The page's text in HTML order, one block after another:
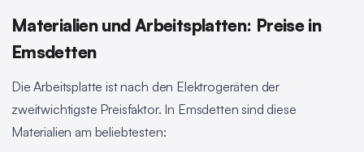
Materialien und Arbeitsplatten: Preise in
Emsdetten
Die Arbeitsplatte ist nach den Elektrogeräten der
zweitwichtigste Preisfaktor. In Emsdetten sind diese
Materialien am beliebtesten: